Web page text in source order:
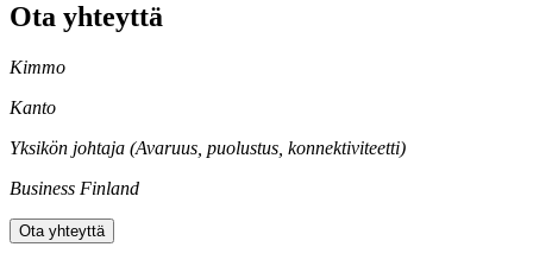
Ota yhteyttä
Kimmo
Kanto
Yksikön johtaja (Avaruus, puolustus, konnektiviteetti)
Business Finland
Ota yhteyttä